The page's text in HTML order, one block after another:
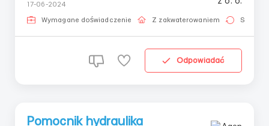
łukowego oraz łączenie elementów (praca ze
stalą)Wymagania:• Koniecznie mieć doświadczenie w
17-06-2024
Wymagane doświadczenie Z zakwaterowaniem Stała
Odpowiadać
Pomocnik hydraulika